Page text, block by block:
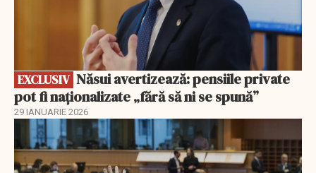
EXCLUSIV
pot fi naționalizate „fără să ni se spună”
29 IANUARIE 2026